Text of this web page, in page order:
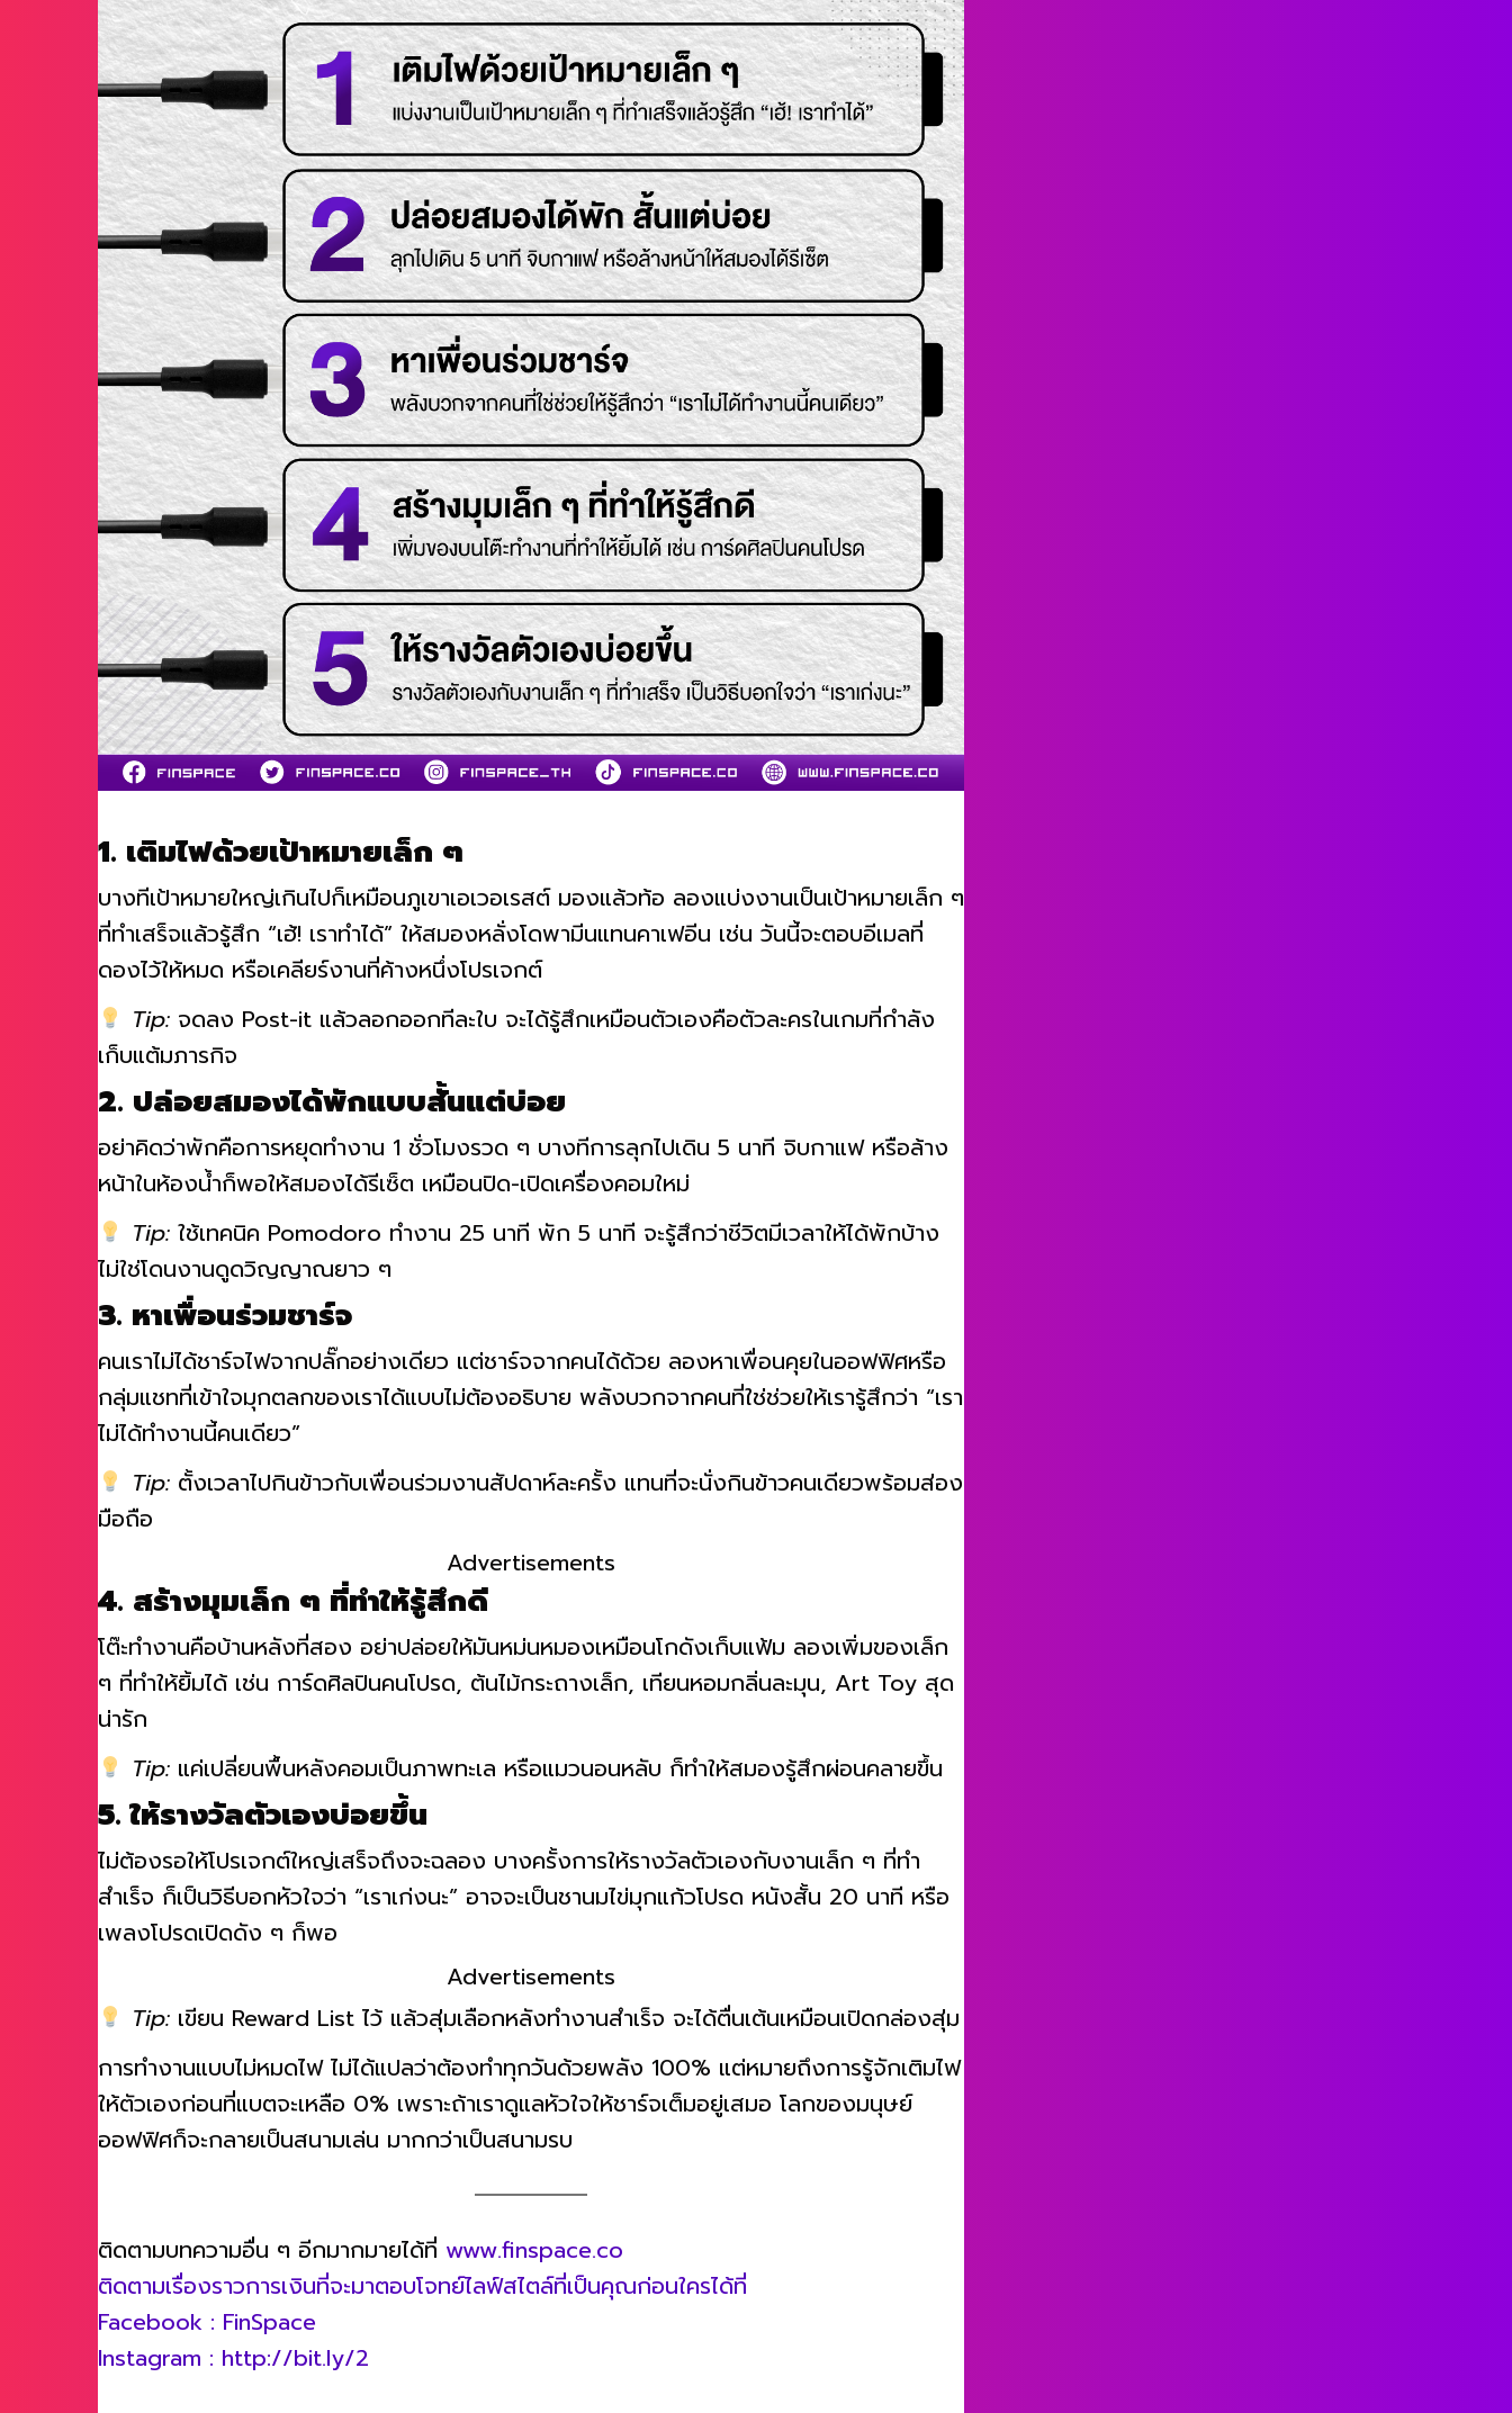
1. เติมไฟด้วยเป้าหมายเล็ก ๆ
บางทีเป้าหมายใหญ่เกินไปก็เหมือนภูเขาเอเวอเรสต์ มองแล้วท้อ ลองแบ่งงานเป็นเป้าหมายเล็ก ๆ
ที่ทำเสร็จแล้วรู้สึก “เฮ้! เราทำได้” ให้สมองหลั่งโดพามีนแทนคาเฟอีน เช่น วันนี้จะตอบอีเมลที่
ดองไว้ให้หมด หรือเคลียร์งานที่ค้างหนึ่งโปรเจกต์
Tip: จดลง Post-it แล้วลอกออกทีละใบ จะได้รู้สึกเหมือนตัวเองคือตัวละครในเกมที่กำลัง
เก็บแต้มภารกิจ
2. ปล่อยสมองได้พักแบบสั้นแต่บ่อย
อย่าคิดว่าพักคือการหยุดทำงาน 1 ชั่วโมงรวด ๆ บางทีการลุกไปเดิน 5 นาที จิบกาแฟ หรือล้าง
หน้าในห้องน้ำก็พอให้สมองได้รีเซ็ต เหมือนปิด-เปิดเครื่องคอมใหม่
Tip: ใช้เทคนิค Pomodoro ทำงาน 25 นาที พัก 5 นาที จะรู้สึกว่าชีวิตมีเวลาให้ได้พักบ้าง
ไม่ใช่โดนงานดูดวิญญาณยาว ๆ
3. หาเพื่อนร่วมชาร์จ
คนเราไม่ได้ชาร์จไฟจากปลั๊กอย่างเดียว แต่ชาร์จจากคนได้ด้วย ลองหาเพื่อนคุยในออฟฟิศหรือ
กลุ่มแชทที่เข้าใจมุกตลกของเราได้แบบไม่ต้องอธิบาย พลังบวกจากคนที่ใช่ช่วยให้เรารู้สึกว่า “เรา
ไม่ได้ทำงานนี้คนเดียว”
Tip: ตั้งเวลาไปกินข้าวกับเพื่อนร่วมงานสัปดาห์ละครั้ง แทนที่จะนั่งกินข้าวคนเดียวพร้อมส่อง
มือถือ
Advertisements
4. สร้างมุมเล็ก ๆ ที่ทำให้รู้สึกดี
โต๊ะทำงานคือบ้านหลังที่สอง อย่าปล่อยให้มันหม่นหมองเหมือนโกดังเก็บแฟ้ม ลองเพิ่มของเล็ก
ๆ ที่ทำให้ยิ้มได้ เช่น การ์ดศิลปินคนโปรด, ต้นไม้กระถางเล็ก, เทียนหอมกลิ่นละมุน, Art Toy สุด
น่ารัก
Tip: แค่เปลี่ยนพื้นหลังคอมเป็นภาพทะเล หรือแมวนอนหลับ ก็ทำให้สมองรู้สึกผ่อนคลายขึ้น
5. ให้รางวัลตัวเองบ่อยขึ้น
ไม่ต้องรอให้โปรเจกต์ใหญ่เสร็จถึงจะฉลอง บางครั้งการให้รางวัลตัวเองกับงานเล็ก ๆ ที่ทำ
สำเร็จ ก็เป็นวิธีบอกหัวใจว่า “เราเก่งนะ” อาจจะเป็นชานมไข่มุกแก้วโปรด หนังสั้น 20 นาที หรือ
เพลงโปรดเปิดดัง ๆ ก็พอ
Advertisements
Tip: เขียน Reward List ไว้ แล้วสุ่มเลือกหลังทำงานสำเร็จ จะได้ตื่นเต้นเหมือนเปิดกล่องสุ่ม
การทำงานแบบไม่หมดไฟ ไม่ได้แปลว่าต้องทำทุกวันด้วยพลัง 100% แต่หมายถึงการรู้จักเติมไฟ
ให้ตัวเองก่อนที่แบตจะเหลือ 0% เพราะถ้าเราดูแลหัวใจให้ชาร์จเต็มอยู่เสมอ โลกของมนุษย์
ออฟฟิศก็จะกลายเป็นสนามเล่น มากกว่าเป็นสนามรบ
ติดตามบทความอื่น ๆ อีกมากมายได้ที่ www.finspace.co
ติดตามเรื่องราวการเงินที่จะมาตอบโจทย์ไลฟ์สไตล์ที่เป็นคุณก่อนใครได้ที่
Facebook : FinSpace
Instagram : http://bit.ly/2